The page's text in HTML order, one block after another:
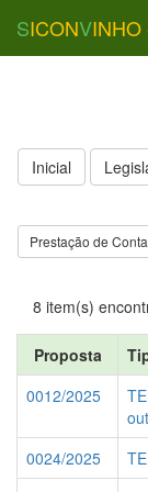
SICONV
Inicial
Prestação de
8 item(s)
Proposta
0012/2025
0024/2025